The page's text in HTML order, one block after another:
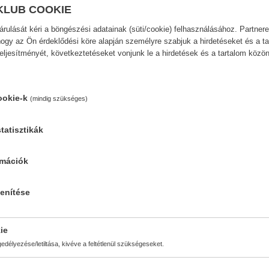
nevelje fel. Ettől a perctől fogva Nuca tudatosan használja
minden rosszat, amit a férfiak a nők ellen valaha elkövettek. A
és halálra szánja fel nem ismert gyermekét –, mindörökre
január 8. – Astor, Florida, 1998. február 17.) erdélyi magyar író és
alakja; a hivatalos irodalomtörténet mintha
COOKIE
kéri a böngészési adatainak (süti/cookie) felhasználásához.
az Ön érdeklődési köre alapján személyre szabjuk a hirdetéseket és a
következtetéseket vonjunk le a hirdetések és a tartalom
k (mindig szükséges)
letiltása, kivéve a feltétlenül szükségeseket.